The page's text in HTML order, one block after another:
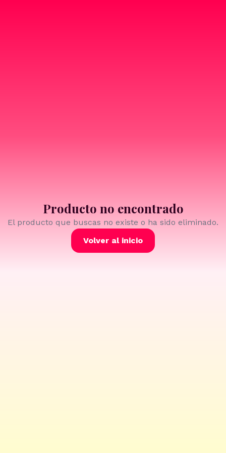
Producto no encontrado
El producto que buscas no existe o ha sido eliminado.
Volver al inicio